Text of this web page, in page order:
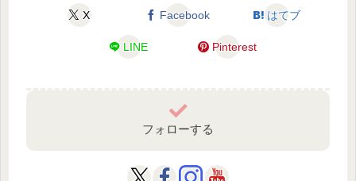
X Facebook はてブ
LINE Pinterest
フォローする